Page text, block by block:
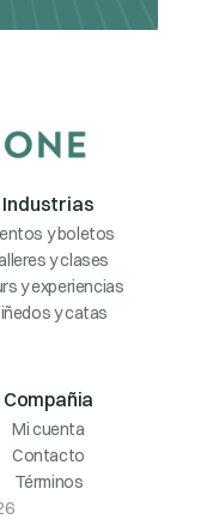
Industrias
y boletos
y clases
y experiencias
y catas
Compañia
Mi cuenta
Contacto
Términos